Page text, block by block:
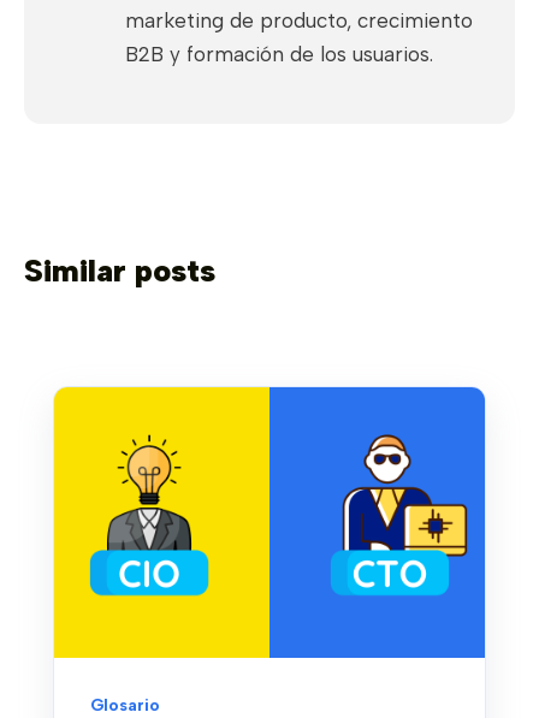
marketing de producto, crecimiento
B2B y formación de los usuarios.
Similar posts
Glosario